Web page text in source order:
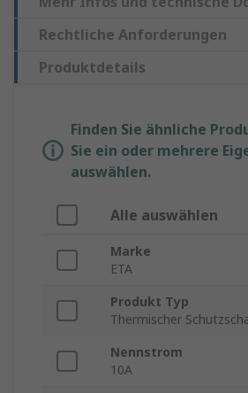
Rechtliche Anforderungen
Produktdetails
Finden Sie ähnliche
Sie ein oder mehrere
auswählen.
Alle auswählen
Marke
ETA
Produkt Typ
Thermischer
Nennstrom
10A